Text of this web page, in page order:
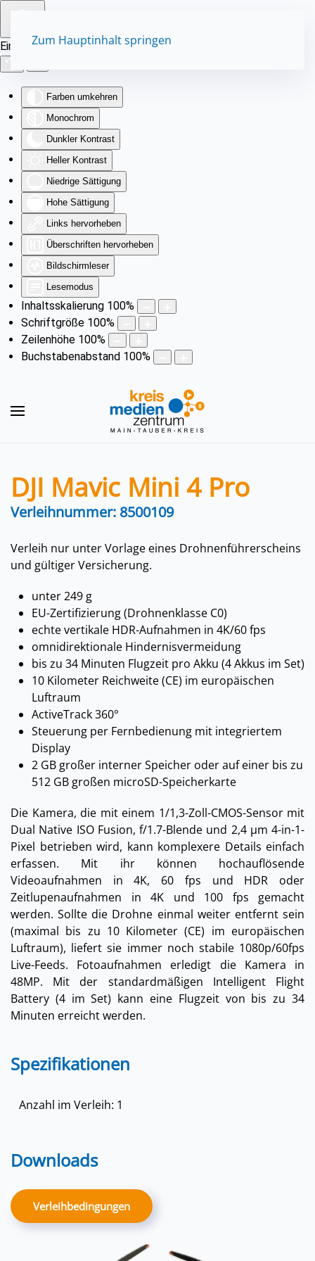
Eingabehilfen öffnen
Farben umkehren
Monochrom
Dunkler Kontrast
Heller Kontrast
Niedrige Sättigung
Hohe Sättigung
Links hervorheben
Überschriften hervorheben
Bildschirmleser
Lesemodus
Inhaltsskalierung 100%
Schriftgröße 100%
Zeilenhöhe 100%
Buchstabenabstand 100%
Zum Hauptinhalt springen
DJI Mavic Mini 4 Pro
Verleihnummer: 8500109
Verleih nur unter Vorlage eines Drohnenführerscheins
und gültiger Versicherung.
unter 249 g
EU-Zertifizierung (Drohnenklasse C0)
echte vertikale HDR-Aufnahmen in 4K/60 fps
omnidirektionale Hindernisvermeidung
bis zu 34 Minuten Flugzeit pro Akku (4 Akkus im Set)
10 Kilometer Reichweite (CE) im europäischen
Luftraum
ActiveTrack 360°
Steuerung per Fernbedienung mit integriertem
Display
2 GB großer interner Speicher oder auf einer bis zu
512 GB großen microSD-Speicherkarte
Die Kamera, die mit einem 1/1,3-Zoll-CMOS-Sensor mit
Dual Native ISO Fusion, f/1.7-Blende und 2,4 μm 4-in-1-
Pixel betrieben wird, kann komplexere Details einfach
erfassen. Mit ihr können hochauflösende
Videoaufnahmen in 4K, 60 fps und HDR oder
Zeitlupenaufnahmen in 4K und 100 fps gemacht
werden. Sollte die Drohne einmal weiter entfernt sein
(maximal bis zu 10 Kilometer (CE) im europäischen
Luftraum), liefert sie immer noch stabile 1080p/60fps
Live-Feeds. Fotoaufnahmen erledigt die Kamera in
48MP. Mit der standardmäßigen Intelligent Flight
Battery (4 im Set) kann eine Flugzeit von bis zu 34
Minuten erreicht werden.
Spezifikationen
Anzahl im Verleih: 1
Downloads
Verleihbedingungen